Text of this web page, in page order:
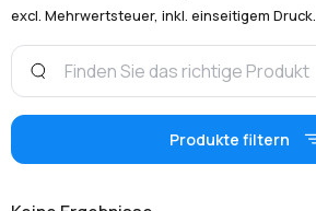
excl. Mehrwertsteuer, inkl. einseitigem Druck.
Produkte filtern